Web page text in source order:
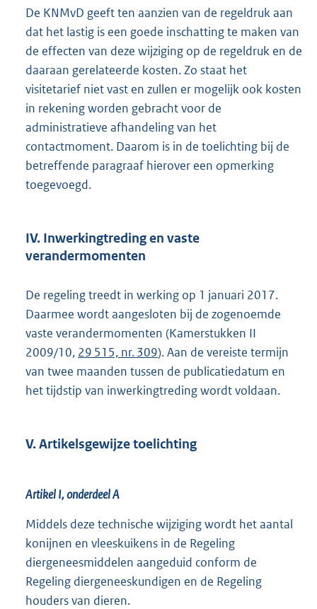
De KNMvD geeft ten aanzien van de regeldruk aan
dat het lastig is een goede inschatting te maken van
de effecten van deze wijziging op de regeldruk en de
daaraan gerelateerde kosten. Zo staat het
visitetarief niet vast en zullen er mogelijk ook kosten
in rekening worden gebracht voor de
administratieve afhandeling van het
contactmoment. Daarom is in de toelichting bij de
betreffende paragraaf hierover een opmerking
toegevoegd.
IV. Inwerkingtreding en vaste
verandermomenten
De regeling treedt in werking op 1 januari 2017.
Daarmee wordt aangesloten bij de zogenoemde
vaste verandermomenten (Kamerstukken II
2009/10, 29 515, nr. 309). Aan de vereiste termijn
van twee maanden tussen de publicatiedatum en
het tijdstip van inwerkingtreding wordt voldaan.
V. Artikelsgewijze toelichting
Artikel I, onderdeel A
Middels deze technische wijziging wordt het aantal
konijnen en vleeskuikens in de Regeling
diergeneesmiddelen aangeduid conform de
Regeling diergeneeskundigen en de Regeling
houders van dieren.